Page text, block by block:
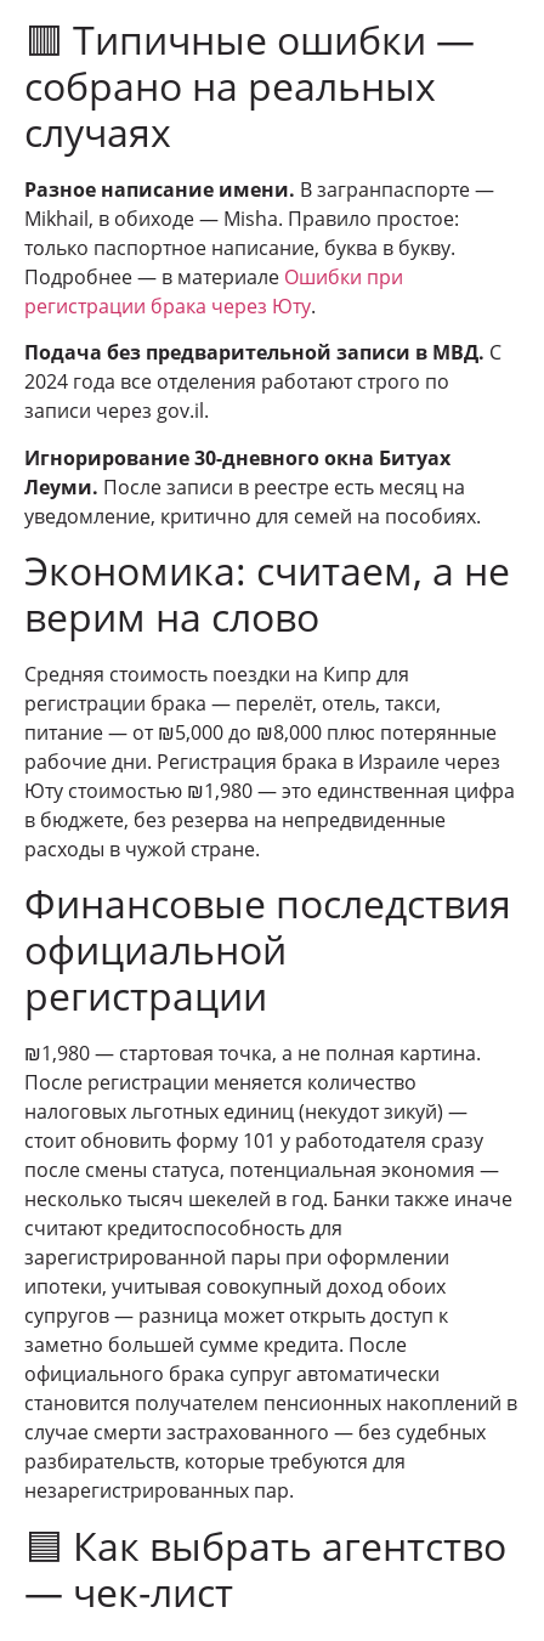
🟥 Типичные ошибки —
собрано на реальных
случаях
Разное написание имени. В загранпаспорте —
Mikhail, в обиходе — Misha. Правило простое:
только паспортное написание, буква в букву.
Подробнее — в материале Ошибки при
регистрации брака через Юту.
Подача без предварительной записи в МВД. С
2024 года все отделения работают строго по
записи через gov.il.
Игнорирование 30-дневного окна Битуах
Леуми. После записи в реестре есть месяц на
уведомление, критично для семей на пособиях.
Экономика: считаем, а не
верим на слово
Средняя стоимость поездки на Кипр для
регистрации брака — перелёт, отель, такси,
питание — от ₪5,000 до ₪8,000 плюс потерянные
рабочие дни. Регистрация брака в Израиле через
Юту стоимостью ₪1,980 — это единственная цифра
в бюджете, без резерва на непредвиденные
расходы в чужой стране.
Финансовые последствия
официальной
регистрации
₪1,980 — стартовая точка, а не полная картина.
После регистрации меняется количество
налоговых льготных единиц (некудот зикуй) —
стоит обновить форму 101 у работодателя сразу
после смены статуса, потенциальная экономия —
несколько тысяч шекелей в год. Банки также иначе
считают кредитоспособность для
зарегистрированной пары при оформлении
ипотеки, учитывая совокупный доход обоих
супругов — разница может открыть доступ к
заметно большей сумме кредита. После
официального брака супруг автоматически
становится получателем пенсионных накоплений в
случае смерти застрахованного — без судебных
разбирательств, которые требуются для
незарегистрированных пар.
🟦 Как выбрать агентство
— чек-лист